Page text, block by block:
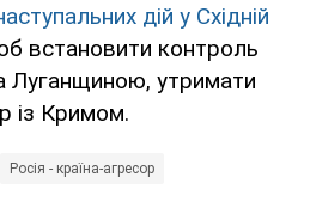
дій у Східній
встановити контроль
Луганщиною, утримати
із Кримом.
Росія - країна-агресор